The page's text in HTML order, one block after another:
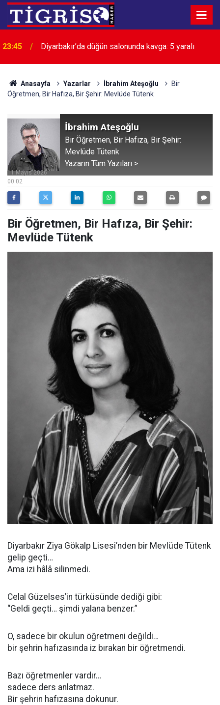
23:45 Diyarbakır’da düğün salonunda kavga: 5 yaralı
Anasayfa Yazarlar İbrahim Ateşoğlu
Bir
Öğretmen, Bir Hafıza, Bir Şehir: Mevlüde Tütenk
İbrahim Ateşoğlu
Bir Öğretmen, Bir Hafıza, Bir Şehir:
Mevlüde Tütenk
Yazarın Tüm Yazıları >
00:02
11 Mayıs 2026
Bir Öğretmen, Bir Hafıza, Bir Şehir:
Mevlüde Tütenk
Diyarbakır Ziya Gökalp Lisesi’nden bir Mevlüde Tütenk
gelip geçti…
Ama izi hâlâ silinmedi.
Celal Güzelses’in türküsünde dediği gibi:
“Geldi geçti… şimdi yalana benzer.”
O, sadece bir okulun öğretmeni değildi…
bir şehrin hafızasında iz bırakan bir öğretmendi.
Bazı öğretmenler vardır…
sadece ders anlatmaz.
Bir şehrin hafızasına dokunur.